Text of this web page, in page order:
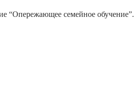
семейное обучение”.